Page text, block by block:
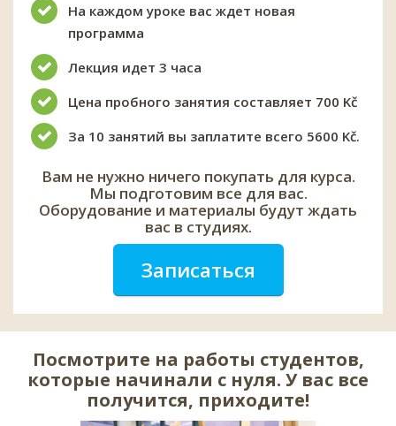
На каждом уроке вас ждет новая
программа
Лекция идет 3 часа
Цена пробного занятия составляет 700 Kč
За 10 занятий вы заплатите всего 5600 Kč.
Вам не нужно ничего покупать для курса.
Мы подготовим все для вас.
Оборудование и материалы будут ждать
вас в студиях.
Записаться
Посмотрите на работы студентов,
которые начинали с нуля. У вас все
получится, приходите!